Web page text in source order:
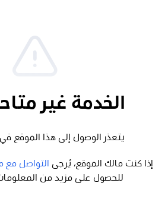
الخدمة غير
يتعذر الوصول إلى هذا الموقع
إذا كنت مالك الموقع، يُرجى
التواصل مع
للحصول على مزيد من